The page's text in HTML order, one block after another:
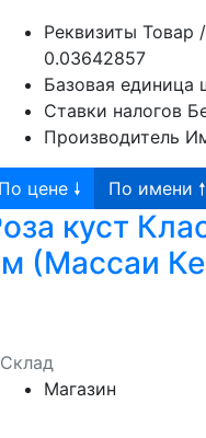
Реквизиты Товар
0.03642857
Базовая единица
Ставки налогов
Производитель
цене 🠗 По имени 🠕
куст
(Массаи
Склад
Магазин